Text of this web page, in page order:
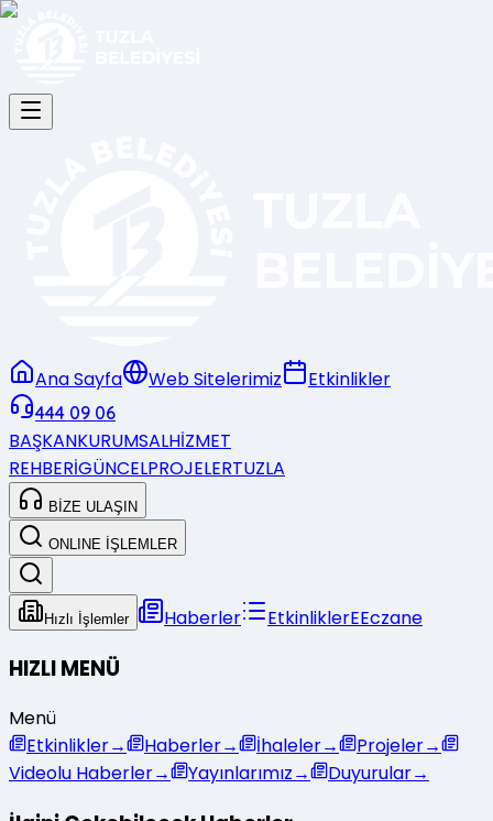
Ana Sayfa Web Sitelerimiz Etkinlikler
444 09 06
BAŞKANKURUMSALHİZMET
REHBERİGÜNCELPROJELERTUZLA
BİZE ULAŞIN
ONLINE İŞLEMLER
Hızlı İşlemler Haberler EtkinliklerEEczane
HIZLI MENÜ
Menü
Etkinlikler→ Haberler→ İhaleler→ Projeler→
Videolu Haberler→ Yayınlarımız→ Duyurular→